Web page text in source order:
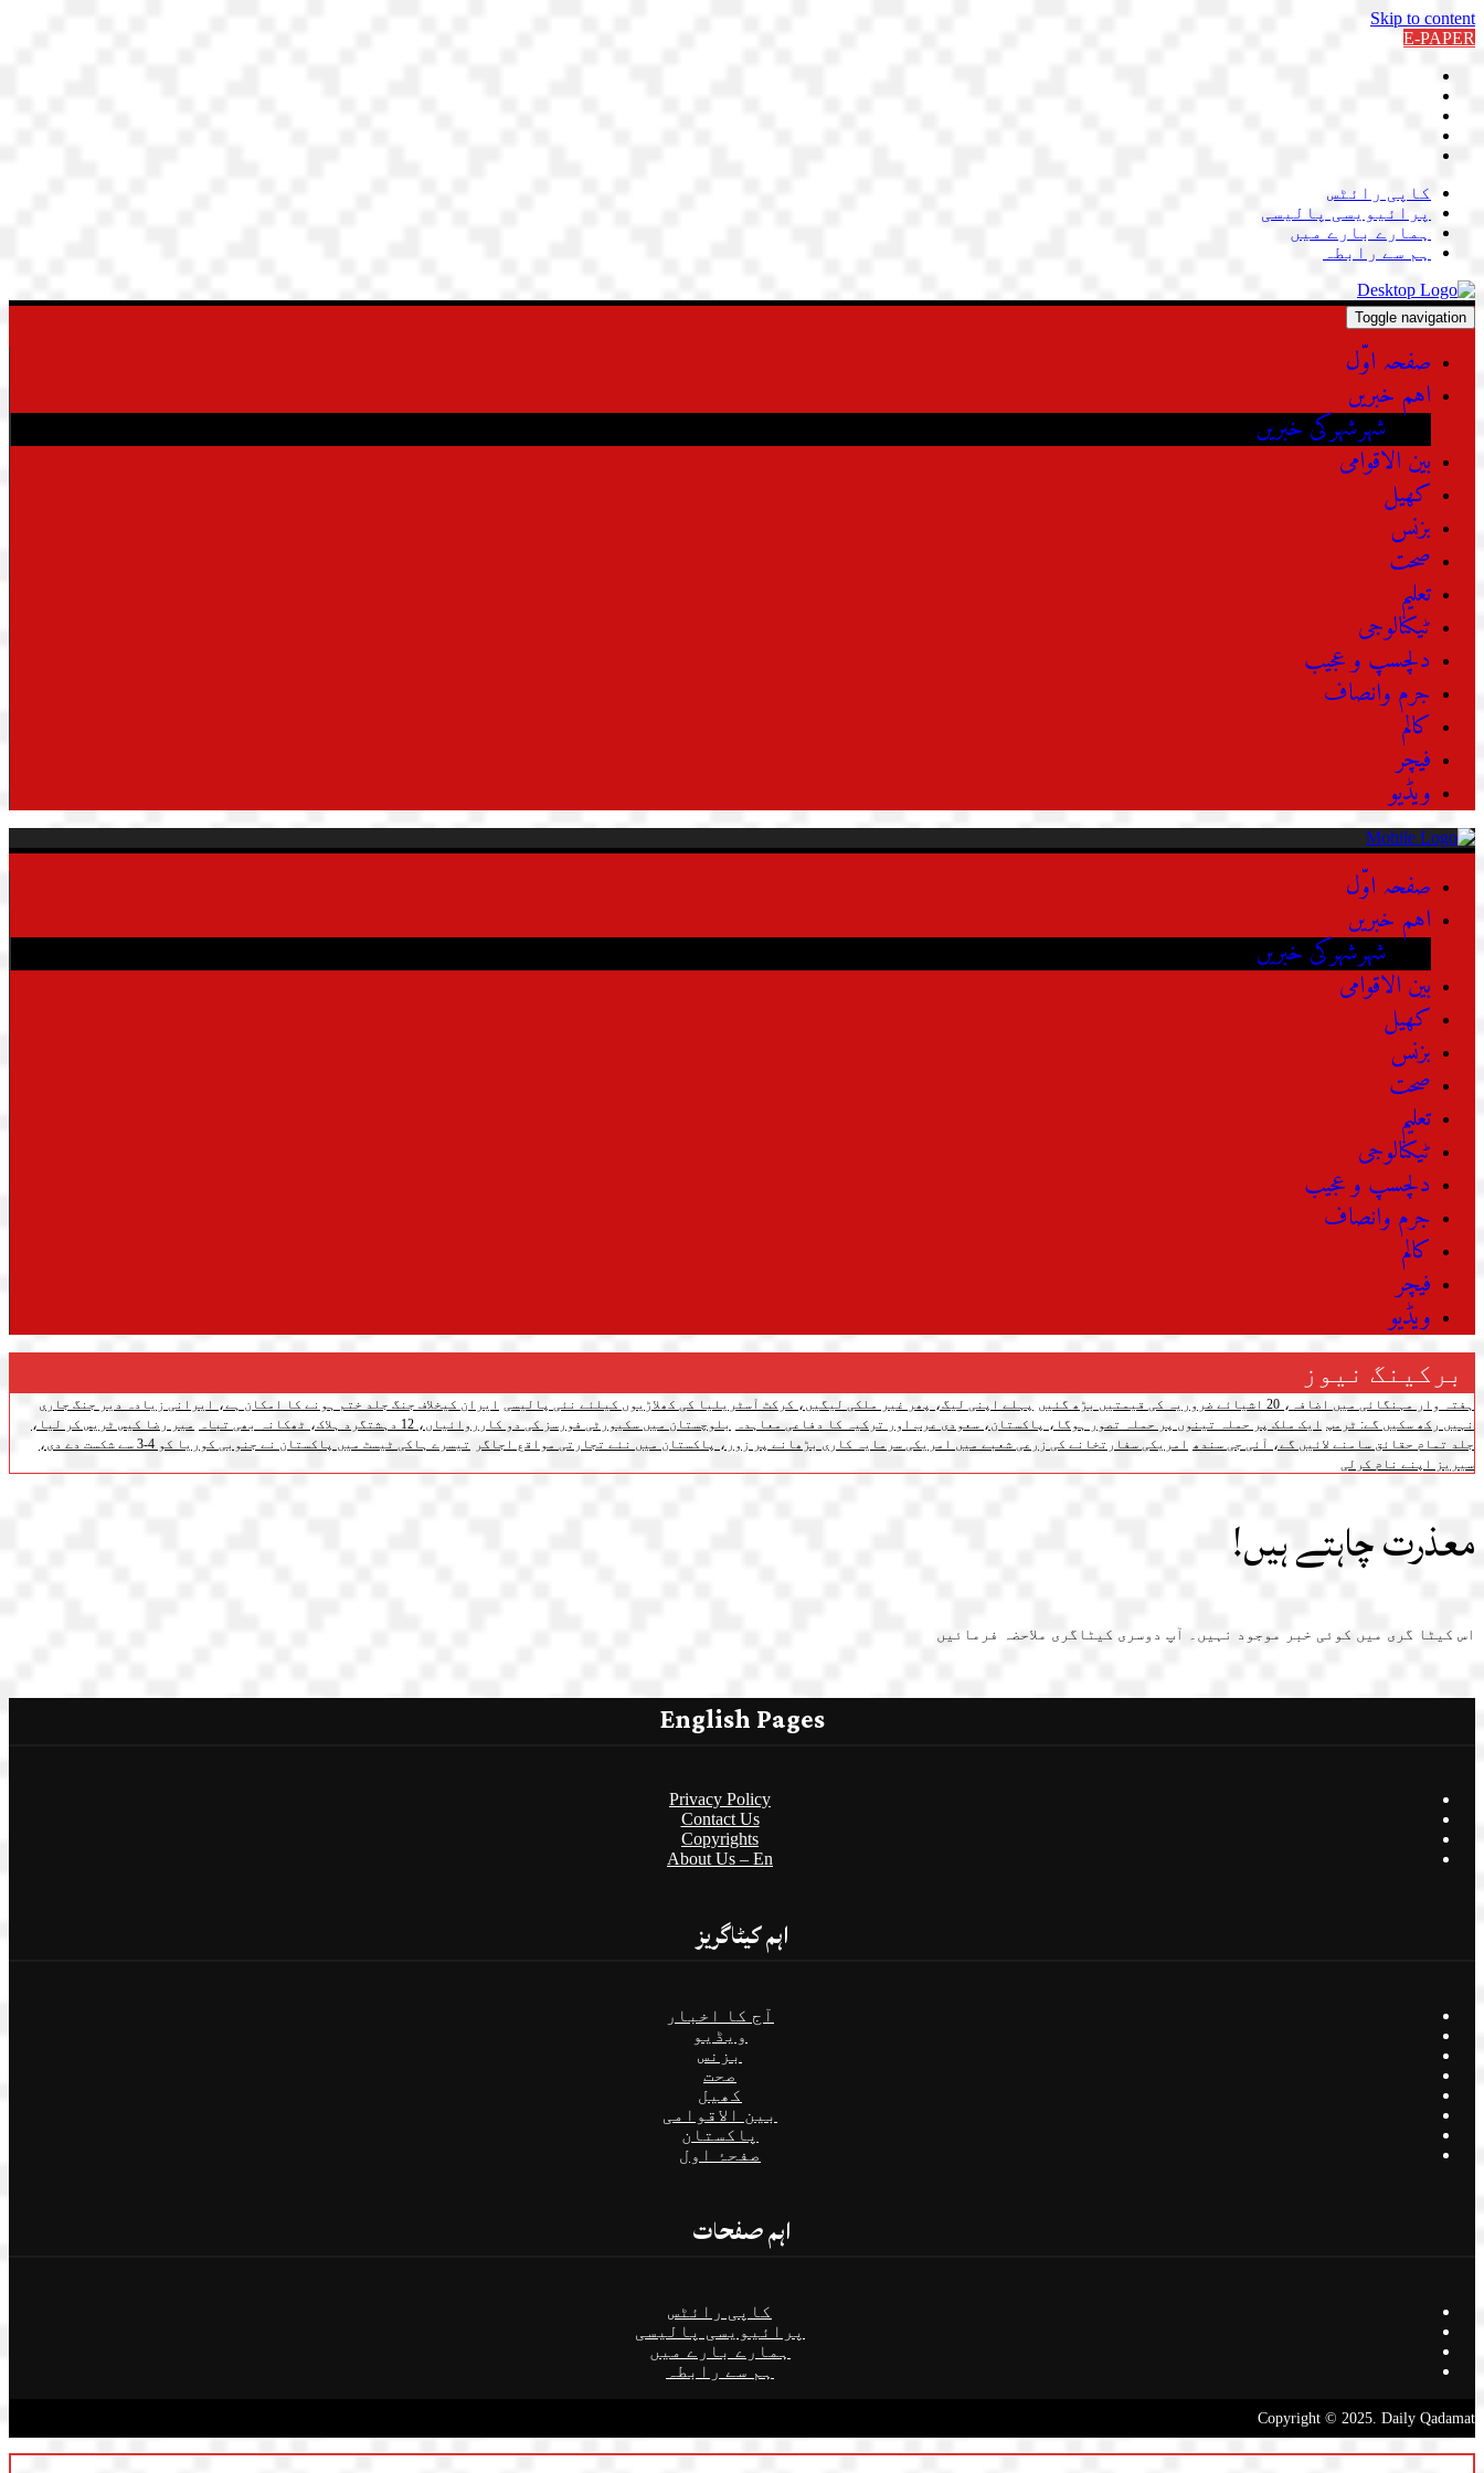
Skip to content
E-PAPER
کاپی رائٹس
پرائیویسی پالیسی
ہمارے بارے میں
ہم سے رابطہ
Toggle navigation
صفحہ اوّل
اہم خبریں
شہرشہرکی خبریں
بین الاقوامی
کھیل
بزنس
صحت
تعلیم
ٹیکنالوجی
دلچسپ و عجیب
جرم وانصاف
کالم
فیچر
ویڈیو
صفحہ اوّل
اہم خبریں
شہرشہرکی خبریں
بین الاقوامی
کھیل
بزنس
صحت
تعلیم
ٹیکنالوجی
دلچسپ و عجیب
جرم وانصاف
کالم
فیچر
ویڈیو
برکینگ نیوز
ہفتہ وار مہنگائی میں اضافہ، 20 اشیائے ضروریہ کی قیمتیں بڑھ گئیں پہلے اپنی لیگ، پھر غیر ملکی لیگیں، کرکٹ آسٹریلیا کی کھلاڑیوں کیلئے نئی پالیسی ایران کیخلاف جنگ جلد ختم ہونے کا امکان ہے، ایرانی زیادہ دیر جنگ جاری
نہیں رکھ سکیں گے: ٹرمپ ایک ملک پر حملہ تینوں پر حملہ تصور ہوگا، پاکستان، سعودی عرب اور ترکیہ کا دفاعی معاہدہ بلوچستان میں سکیورٹی فورسز کی دو کارروائیاں، 12 دہشتگرد ہلاک، ٹھکانہ بھی تباہ
میر رضا کیس ٹریس کر لیا،
جلد تمام حقائق سامنے لائیں گے، آئی جی سندھ امریکی سفارتخانے کی زرعی شعبے میں امریکی سرمایہ کاری بڑھانے پر زور، پاکستان میں نئے تجارتی مواقع اجاگر
تیسرے ہاکی ٹیسٹ میں پاکستان نے جنوبی کوریا کو 4-3 سے شکست دے دی،
سیریز اپنے نام کرلی
معذرت چاہتے ہیں!
اس کیٹا گری میں کوئی خبر موجود نہیں۔ آپ دوسری کیٹاگری ملاحضہ فرمائیں
English Pages
Privacy Policy
Contact Us
Copyrights
About Us – En
اہم کیٹاگریز
آج کا اخبار
ویڈیو
بزنس
صحت
کھیل
بین الاقوامی
پاکستان
صفحۂ اول
اہم صفحات
کاپی رائٹس
پرائیویسی پالیسی
ہمارے بارے میں
ہم سے رابطہ
Copyright © 2025. Daily Qadamat